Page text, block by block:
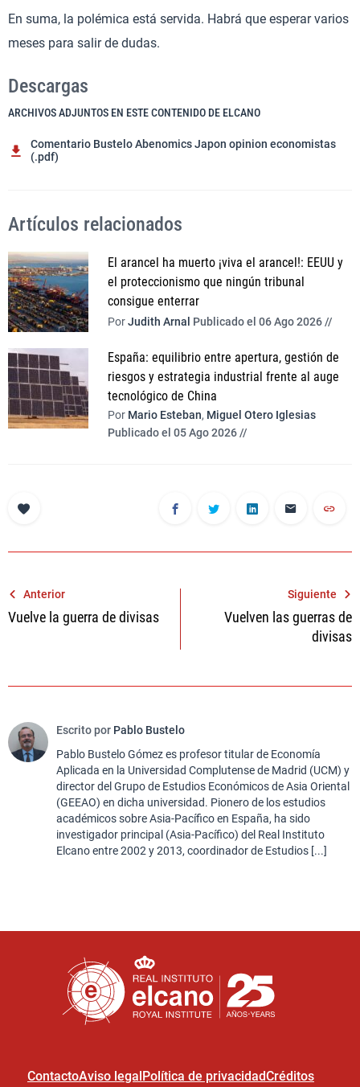
En suma, la polémica está servida. Habrá que esperar varios
meses para salir de dudas.
Descargas
ARCHIVOS ADJUNTOS EN ESTE CONTENIDO DE ELCANO
Comentario Bustelo Abenomics Japon opinion economistas
(.pdf)
Artículos relacionados
El arancel ha muerto ¡viva el arancel!: EEUU y
el proteccionismo que ningún tribunal
consigue enterrar
PorJudith Arnal Publicado el 06 Ago 2026 //
España: equilibrio entre apertura, gestión de
riesgos y estrategia industrial frente al auge
tecnológico de China
Por Mario Esteban, Miguel Otero Iglesias
Publicado el 05 Ago 2026 //
Navegación
de
Anterior
Vuelve la guerra de divisas
Siguiente
Vuelven las guerras de
divisas
Escrito por Pablo Bustelo
Pablo Bustelo Gómez es profesor titular de Economía
Aplicada en la Universidad Complutense de Madrid (UCM) y
director del Grupo de Estudios Económicos de Asia Oriental
(GEEAO) en dicha universidad. Pionero de los estudios
académicos sobre Asia-Pacífico en España, ha sido
investigador principal (Asia-Pacífico) del Real Instituto
Elcano entre 2002 y 2013, coordinador de Estudios [...]
ContactoAviso legalPolítica de privacidadCréditos